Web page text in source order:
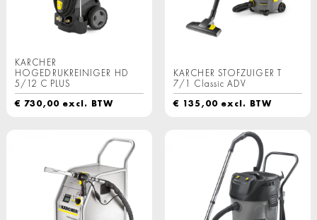
KARCHER
HOGEDRUKREINIGER HD
5/12 C PLUS
€ 730,00excl. BTW
KARCHER STOFZUIGER T
7/1 Classic ADV
€ 135,00excl. BTW